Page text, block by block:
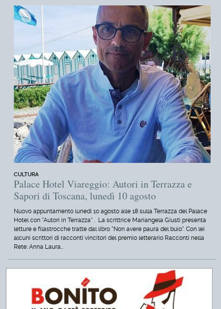
CULTURA
Palace Hotel Viareggio: Autori in Terrazza e
Sapori di Toscana, lunedì 10 agosto
Nuovo appuntamento lunedì 10 agosto alle 18 sulla Terrazza del Palace
Hotel con "Autori in Terrazza" . La scrittrice Mariangela Giusti presenta
letture e filastrocche tratte dal libro "Non avere paura del buio". Con lei
alcuni scrittori di racconti vincitori del premio letterario Racconti nella
Rete: Anna Laura…